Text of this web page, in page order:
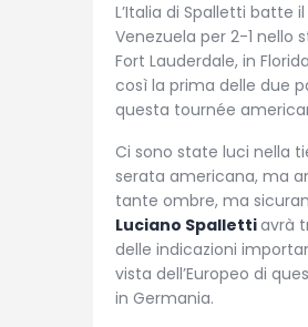
L’Italia di Spalletti batte il
Venezuela per 2-1 nello
Fort Lauderdale, in
così la prima delle due
questa tournée
Ci sono state luci nella
serata americana, ma
tante ombre, ma
Luciano Spallettiavrà
delle indicazioni
vista dell’Europeo di
in Germania.